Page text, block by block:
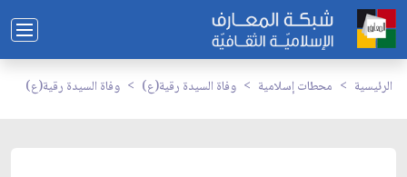
الرئيسية محطات إسلامية وفاة السيدة رقية(ع) وفاة السيدة رقية(ع)